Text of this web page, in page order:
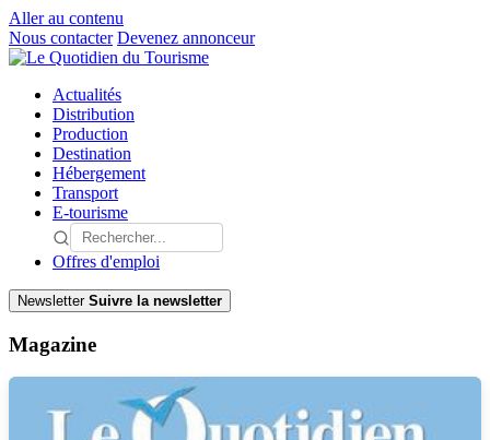
Aller au contenu
Nous contacter Devenez annonceur
Actualités
Distribution
Production
Destination
Hébergement
Transport
E-tourisme
Offres d'emploi
Newsletter Suivre la newsletter
Magazine